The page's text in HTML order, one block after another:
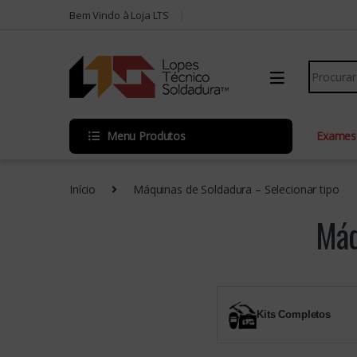
Skip to navigation
Skip to contentBem Vindo à Loja LTS
Search
Menu Produtos
Início Máquinas de Soldadura – Selecionar tipo
Kits Completos